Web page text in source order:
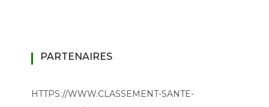
PARTENAIRES
HTTPS://WWW.CLASSEMENT-SANTE-